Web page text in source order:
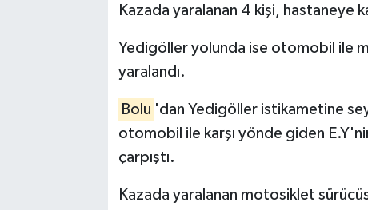
Kazada yaralanan 4 kişi, hastaneye
Yedigöller yolunda ise otomobil ile
yaralandı.
Bolu 'dan Yedigöller istikametine
otomobil ile karşı yönde giden
çarpıştı.
Kazada yaralanan motosiklet